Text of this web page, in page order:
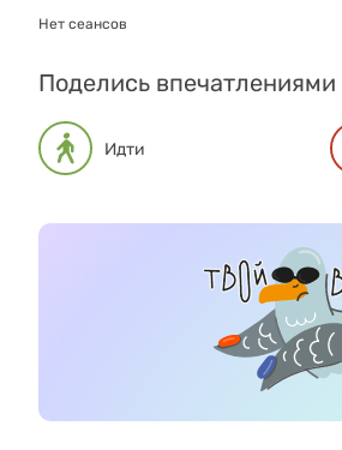
Нет сеансов
Поделись впечатлениями
Идти